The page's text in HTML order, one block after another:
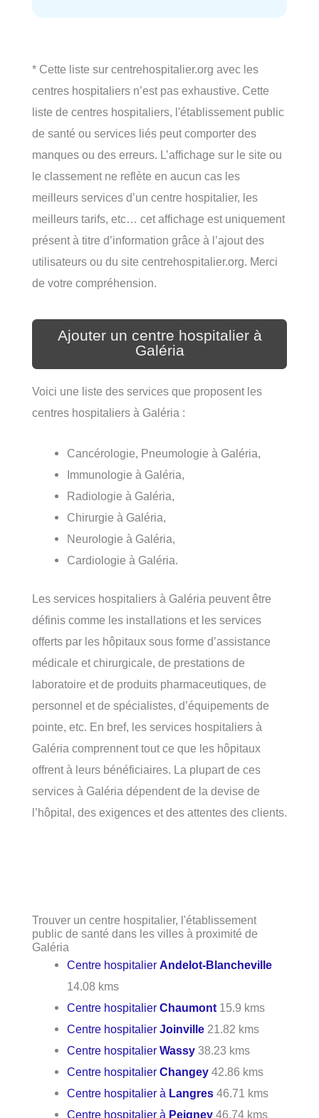
* Cette liste sur centrehospitalier.org avec les
centres hospitaliers n’est pas exhaustive. Cette
liste de centres hospitaliers, l'établissement public
de santé ou services liés peut comporter des
manques ou des erreurs. L’affichage sur le site ou
le classement ne reflète en aucun cas les
meilleurs services d’un centre hospitalier, les
meilleurs tarifs, etc… cet affichage est uniquement
présent à titre d’information grâce à l’ajout des
utilisateurs ou du site centrehospitalier.org. Merci
de votre compréhension.
Ajouter un centre hospitalier à
Galéria
Voici une liste des services que proposent les
centres hospitaliers à Galéria :
Cancérologie, Pneumologie à Galéria,
Immunologie à Galéria,
Radiologie à Galéria,
Chirurgie à Galéria,
Neurologie à Galéria,
Cardiologie à Galéria.
Les services hospitaliers à Galéria peuvent être
définis comme les installations et les services
offerts par les hôpitaux sous forme d’assistance
médicale et chirurgicale, de prestations de
laboratoire et de produits pharmaceutiques, de
personnel et de spécialistes, d’équipements de
pointe, etc. En bref, les services hospitaliers à
Galéria comprennent tout ce que les hôpitaux
offrent à leurs bénéficiaires. La plupart de ces
services à Galéria dépendent de la devise de
l’hôpital, des exigences et des attentes des clients.
Trouver un centre hospitalier, l'établissement
public de santé dans les villes à proximité de
Galéria
Centre hospitalier Andelot-Blancheville
14.08 kms
Centre hospitalierChaumont 15.9 kms
Centre hospitalierJoinville 21.82 kms
Centre hospitalierWassy 38.23 kms
Centre hospitalierChangey 42.86 kms
Centre hospitalier à Langres 46.71 kms
Centre hospitalier à Peigney 46.74 kms